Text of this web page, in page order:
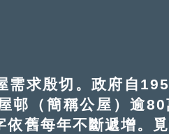
求殷切。政府自
邨（簡稱公屋）逾
依舊每年不斷遞增。